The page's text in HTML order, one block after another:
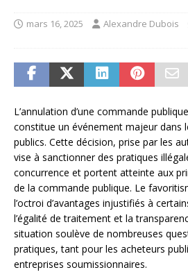
mars 16, 2025 Alexandre Dubois
L’annulation d’une commande
constitue un événement majeur dans
publics. Cette décision, prise par les
vise à sanctionner des pratiques
concurrence et portent atteinte aux
de la commande publique. Le
l’octroi d’avantages injustifiés à
l’égalité de traitement et la
situation soulève de nombreuses
pratiques, tant pour les acheteurs
entreprises soumissionnaires.